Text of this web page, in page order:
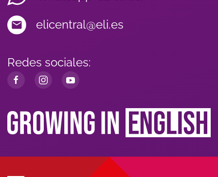
elicentral@eli.es
Redes sociales: